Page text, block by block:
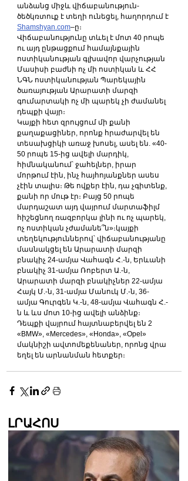
անձանց միջև վիճաբանություն-
ծեծկռտուք է տեղի ունեցել, հաղորդում է
Shamshyan.com–ը։
Վիճաբանությունը տևել է մոտ 40 րոպե
ու այդ ընթացքում համայնքային
ոստիկանության գլխավոր վարչության
Մասիսի բաժնի ոչ մի ոստիկան և ՀՀ
ՆԳՆ ոստիկանության Պարեկային
ծառայության Արարատի մարզի
գումարտակի ոչ մի պարեկ չի ժամանել
դեպքի վայր։
Կայքի հետ զրույցում մի քանի
քաղաքացիներ, որոնք հրաժարվել են
տեսախցիկի առաջ խոսել, ասել են. «40-
50 րոպե 15-ից ավելի մարդիկ,
հիմնականում՝ ջահելներ, իրար
մորթում էին, ինչ հայհոյանքներ ասես
չէին տալիս։ Թե ովքեր էին, դա չգիտենք,
քանի որ մութ էր։ Բայց 50 րոպե
մարդաշատ այդ վայրում մարտաֆիլմ
հիշեցնող ռազբորկա լինի ու ոչ պարեկ,
ոչ ոստիկան չժամանե՞ն»։կայքի
տեղեկություններով՝ վիճաբանությանը
մասնակցել են Արարատի մարզի
բնակիչ 24-ամյա Վահագն Հ.-ն, Երևանի
բնակիչ 31-ամյա Ռոբերտ Ա.-ն,
Արարատի մարզի բնակիչներ 22-ամյա
Հայկ Մ.-ն, 31-ամյա Մանուկ Մ.-ն, 36-
ամյա Գուրգեն Կ.-ն, 48-ամյա Վահագն Հ.-
ն և ևս մոտ 10-ից ավելի անձինք։
Դեպքի վայրում հայտնաբերվել են 2
«BMW», «Mercedes», «Honda», «Opel»
մակնիշի ավտոմեքենաներ, որոնց վրա
եղել են արնանման հետքեր։
ԼՐԱՀՈՍ